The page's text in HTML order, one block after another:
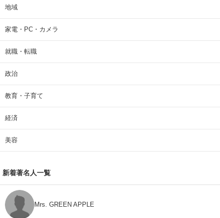
地域
家電・PC・カメラ
就職・転職
政治
教育・子育て
経済
美容
新着著名人一覧
Mrs. GREEN APPLE